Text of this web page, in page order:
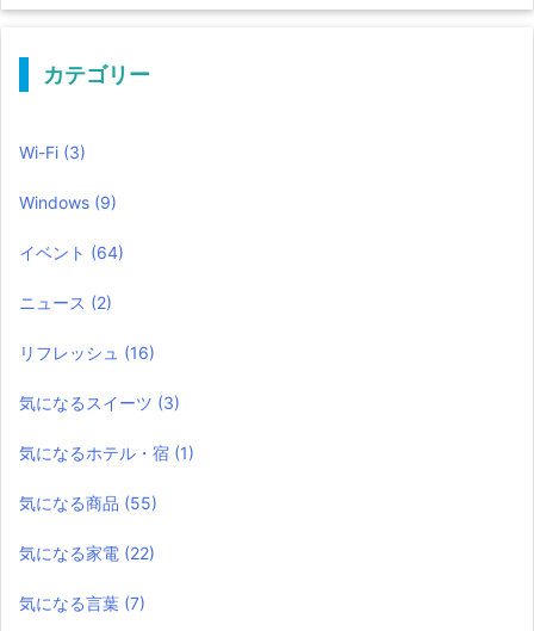
カテゴリー
Wi-Fi (3)
Windows (9)
イベント (64)
ニュース (2)
リフレッシュ (16)
気になるスイーツ (3)
気になるホテル・宿 (1)
気になる商品 (55)
気になる家電 (22)
気になる言葉 (7)